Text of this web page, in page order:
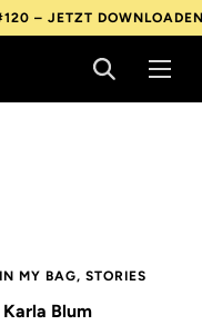
– JETZT DOWNLOADEN
– JETZT
MY BAG, STORIES
Blum